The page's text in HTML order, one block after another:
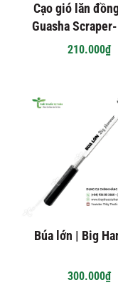
Cạo gió lăn
Guasha
Roller
210.000₫
Búa lớn | Big
300.000₫